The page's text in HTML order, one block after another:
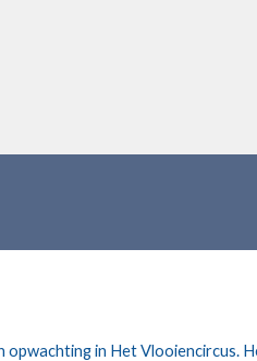
in Het Vlooiencircus.